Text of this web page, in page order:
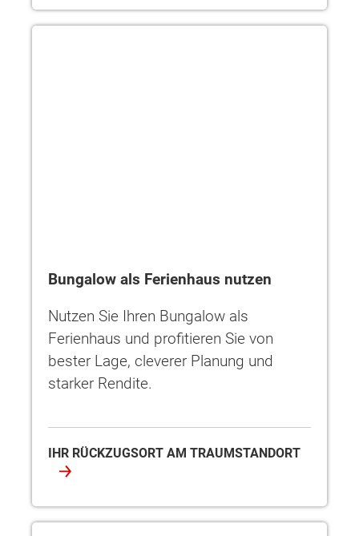
Bungalow als Ferienhaus nutzen
Nutzen Sie Ihren Bungalow als
Ferienhaus und profitieren Sie von
bester Lage, cleverer Planung und
starker Rendite.
IHR RÜCKZUGSORT AM TRAUMSTANDORT